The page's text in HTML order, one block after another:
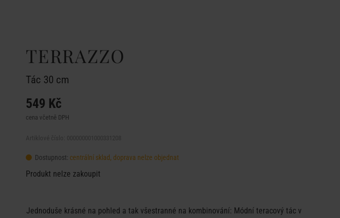
TERRAZZO
Tác 30 cm
549 Kč
cena včetně DPH
Dostupnost: centrální sklad, doprava nelze objednat
Produkt nelze zakoupit
Jednoduše krásné na pohled a tak všestranné na kombinování: Módní teracový tác v